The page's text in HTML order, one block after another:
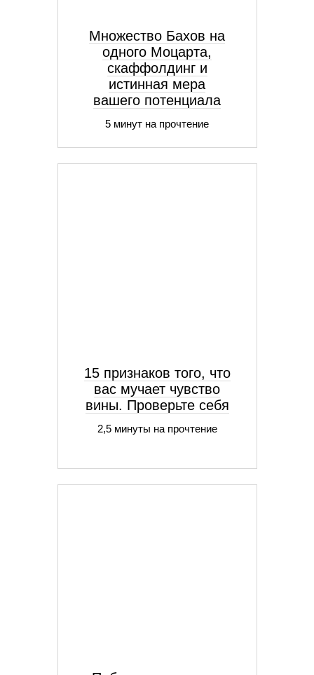
Множество Бахов на
одного Моцарта,
скаффолдинг и
истинная мера
вашего потенциала
5 минут на прочтение
15 признаков того, что
вас мучает чувство
вины. Проверьте себя
2,5 минуты на прочтение